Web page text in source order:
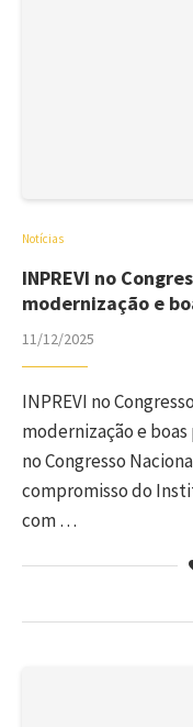
Notícias
INPREVI no
modernização e
11/12/2025
INPREVI no
modernização e
no Congresso
compromisso do
com …